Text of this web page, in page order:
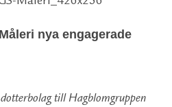
nya engagerade
till Hagblomgruppen